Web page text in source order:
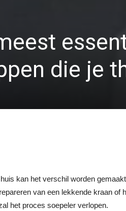
die je
kan het verschil worden
van een lekkende kraan of
het proces soepeler verlopen.